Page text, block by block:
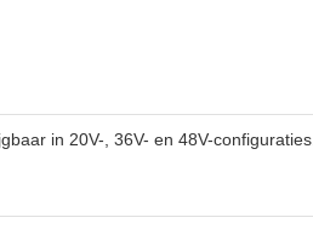
in 20V-, 36V- en 48V-configuraties..